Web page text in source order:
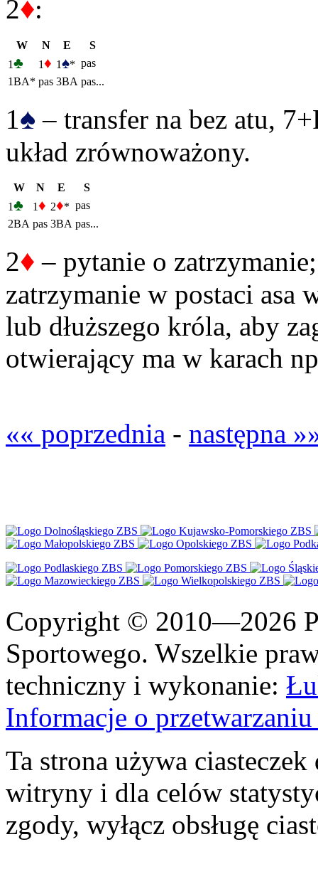
2♦:
W N E
S
1♣ 1♦ 1♠* pas
1BA* pas 3BA pas...
1 ♠ – transfer na bez atu,
układ zrównoważony.
W N E
S
1♣ 1♦ 2♦* pas
2BA pas 3BA pas...
2♦ – pytanie o
zatrzymanie w postaci asa
lub dłuższego króla, aby
otwierający ma w karach
«« poprzednia - następna
Copyright © 2010—2026
Sportowego. Wszelkie
techniczny i wykonanie:
Informacje o
Ta strona używa
witryny i dla celów
zgody, wyłącz obsługę